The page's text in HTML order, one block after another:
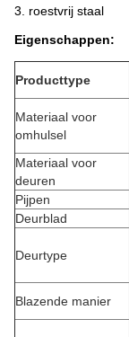
3. roestvrij staal
Eigenschappen:
Producttype
Materiaal voor
omhulsel
Materiaal voor
deuren
Pijpen
Deurblad
Deurtype
Blazende manier